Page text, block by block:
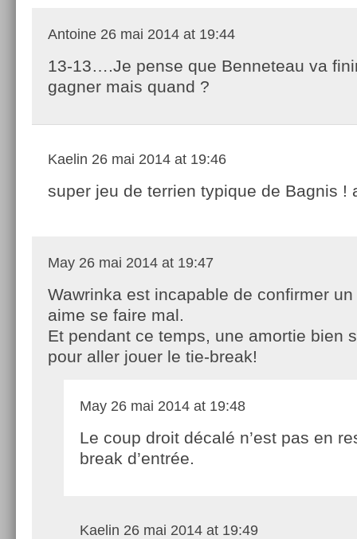
Antoine 26 mai 2014 at 19:44
13-13….Je pense que Benneteau va
gagner mais quand ?
Kaelin 26 mai 2014 at 19:46
super jeu de terrien typique de Bagnis !
May 26 mai 2014 at 19:47
Wawrinka est incapable de confirmer
aime se faire mal.
Et pendant ce temps, une amortie bien
pour aller jouer le tie-break!
May 26 mai 2014 at 19:48
Le coup droit décalé n’est pas en
break d’entrée.
Kaelin 26 mai 2014 at 19:49